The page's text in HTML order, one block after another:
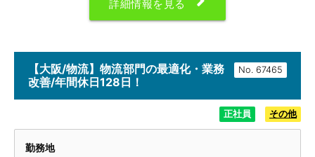
詳細情報を見る
No.
【大阪/物流】物流部門の最適化・業務
改善/年間休日128日！
正社員 その他
勤務地